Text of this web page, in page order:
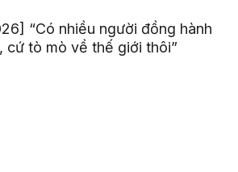
“Có nhiều người đồng hành
cứ tò mò về thế giới thôi”